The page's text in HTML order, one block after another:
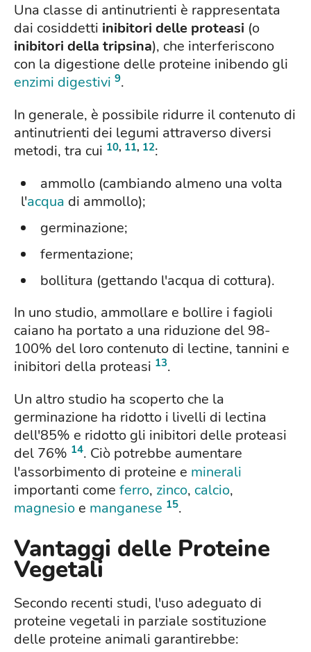
Una classe di antinutrienti è rappresentata
dai cosiddetti inibitori delle proteasi (o
inibitori della tripsina), che interferiscono
con la digestione delle proteine inibendo gli
enzimi digestivi 9.
In generale, è possibile ridurre il contenuto di
antinutrienti dei legumi attraverso diversi
metodi, tra cui 10, 11, 12:
ammollo (cambiando almeno una volta
l'acqua di ammollo);
germinazione;
fermentazione;
bollitura (gettando l'acqua di cottura).
In uno studio, ammollare e bollire i fagioli
caiano ha portato a una riduzione del 98-
100% del loro contenuto di lectine, tannini e
inibitori della proteasi 13.
Un altro studio ha scoperto che la
germinazione ha ridotto i livelli di lectina
dell'85% e ridotto gli inibitori delle proteasi
del 76% 14. Ciò potrebbe aumentare
l'assorbimento di proteine e minerali
importanti come ferro, zinco, calcio,
magnesio e manganese 15.
Vantaggi delle Proteine
Vegetali
Secondo recenti studi, l'uso adeguato di
proteine vegetali in parziale sostituzione
delle proteine animali garantirebbe: